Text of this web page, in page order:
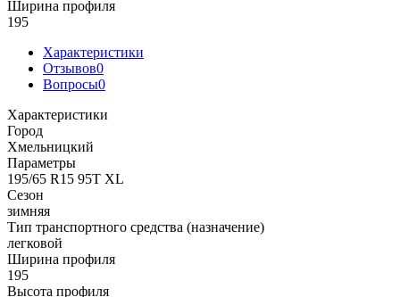
Ширина профиля
195
Характеристики
Отзывов0
Вопросы0
Характеристики
Город
Хмельницкий
Параметры
195/65 R15 95T XL
Сезон
зимняя
Тип транспортного средства (назначение)
легковой
Ширина профиля
195
Высота профиля